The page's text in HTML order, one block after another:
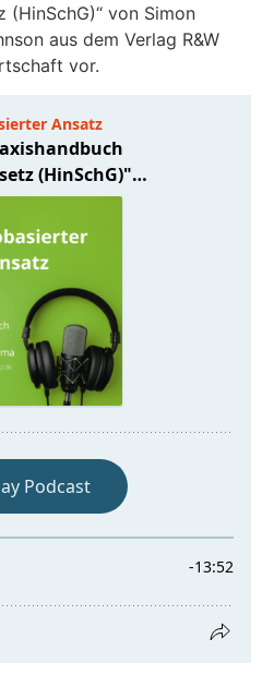
(HinSchG)“ von Simon
aus dem Verlag R&W
vor.